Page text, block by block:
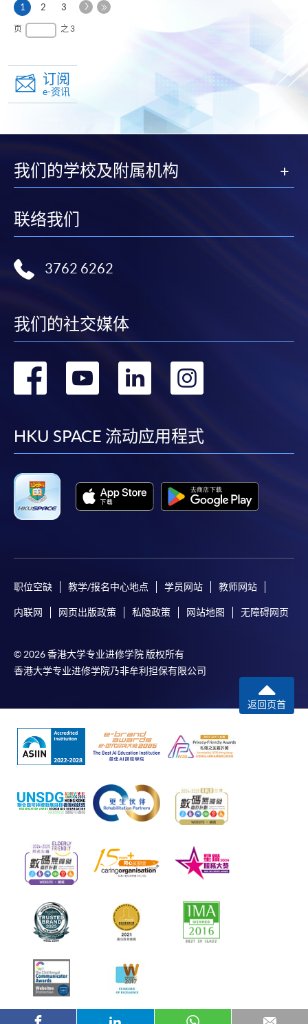
1 本
页
2 3
下
页 之 3
订阅
e-资讯
我们的学校及附属机构
联络我们
3762 6262
我们的社交媒体
转
facebook
转
youtube
转
linkedin
转
HKU SPACE 流动应用程式
职位空缺 教学/报名中心地点 学员网站 教师网站
内联网 网页出版政策 私隐政策 网站地图 无障碍网页
© 2026 香港大学专业进修学院 版权所有
香港大学专业进修学院乃非牟利担保有限公司
返回页首